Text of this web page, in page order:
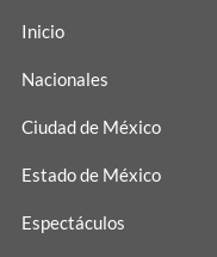
Inicio
Nacionales
Ciudad de México
Estado de México
Espectáculos